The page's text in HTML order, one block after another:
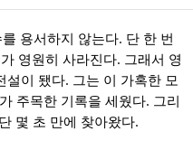
용서하지 않는다. 단 한 번
영원히 사라진다. 그래서 영
설이 됐다. 그는 이 가혹한 모
주목한 기록을 세웠다. 그리
몇 초 만에 찾아왔다.